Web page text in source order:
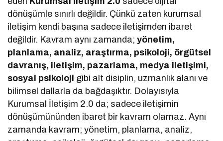
dönüşümle sınırlı değildir. Çünkü zaten kurumsal
iletişim kendi başına sadece iletişimden ibaret
değildir. Kavram aynı zamanda;yönetim,
planlama, analiz, araştırma, psikoloji, örgütsel
davranış, iletişim, pazarlama, medya iletişimi,
sosyal psikoloji gibi alt disiplin, uzmanlık alanı ve
bilimsel dallarla da bağdaşıktır. Dolayısıyla
Kurumsal İletişim 2.0 da; sadece iletişimin
dönüşümününden ibaret bir kavram olamaz. Aynı
zamanda kavram; yönetim, planlama, analiz,